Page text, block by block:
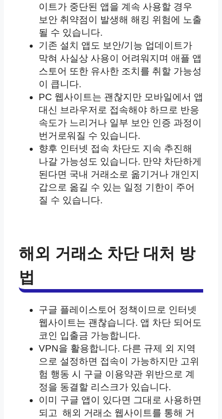
이트가 중단된 앱을 계속 사용할 경우
보안 취약점이 발생해 해킹 위험에 노출
될 수 있습니다.
기존 설치 앱도 보안/기능 업데이트가
막혀 사실상 사용이 어려워지며 애플 앱
스토어 또한 유사한 조치를 취할 가능성
이 큽니다.
PC 웹사이트는 괜찮지만 모바일에서 앱
대신 브라우저로 접속해야 하므로 반응
속도가 느리거나 일부 보안 인증 과정이
번거로워질 수 있습니다.
향후 인터넷 접속 차단도 지속 추진해
나갈 가능성도 있습니다. 만약 차단하게
된다면 국내 거래소로 옮기거나 개인지
갑으로 옮길 수 있는 일정 기한이 주어
질 수 있습니다.
해외 거래소 차단 대처 방
법
구글 플레이스토어 정책이므로 인터넷
웹사이트는 괜찮습니다. 앱 차단 되어도
코인 입출금 가능합니다.
VPN을 활용합니다. 다른 규제 외 지역
으로 설정하면 접속이 가능하지만 고위
험 행동 시 구글 이용약관 위반으로 계
정을 동결할 리스크가 있습니다.
이미 구글 앱이 있다면 그대로 사용하면
되고 해외 거래소 웹사이트를 통해 거